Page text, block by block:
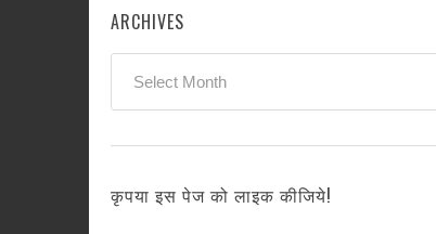
ARCHIVES
कृपया इस पेज को लाइक कीजिये!